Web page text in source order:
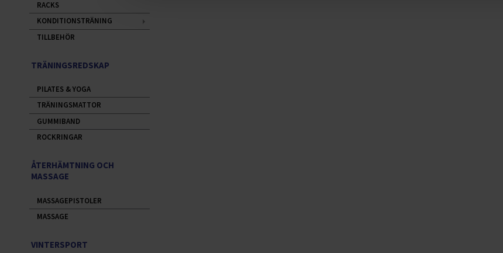
RACKS
KONDITIONSTRÄNING
TILLBEHÖR
TRÄNINGSREDSKAP
PILATES & YOGA
TRÄNINGSMATTOR
GUMMIBAND
ROCKRINGAR
ÅTERHÄMTNING OCH
MASSAGE
MASSAGEPISTOLER
MASSAGE
VINTERSPORT